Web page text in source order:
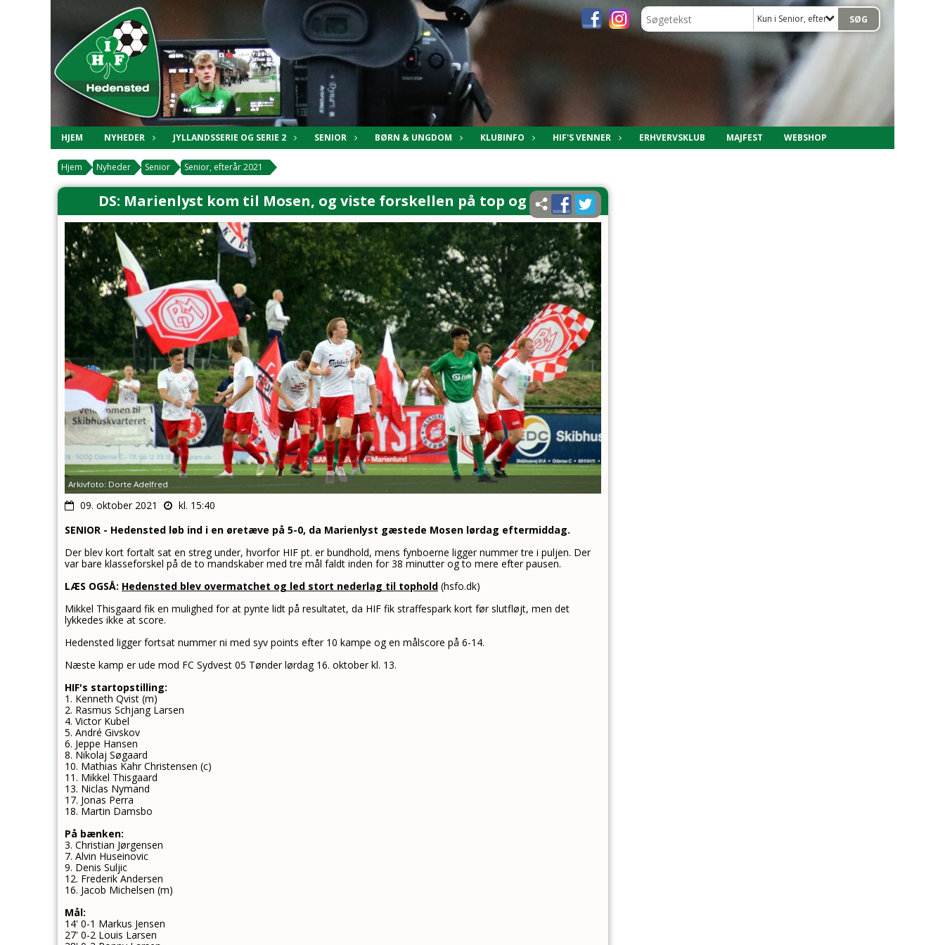
Kun i Senior, efterår 2021
HJEM NYHEDER JYLLANDSSERIE OG SERIE 2 SENIOR BØRN & UNGDOM KLUBINFO HIF'S VENNER ERHVERVSKLUB MAJFEST WEBSHOP
Hjem Nyheder Senior Senior, efterår 2021
DS: Marienlyst kom til Mosen, og viste forskellen på top og bund
Arkivfoto: Dorte Adelfred
09. oktober 2021
kl. 15:40
SENIOR - Hedensted løb ind i en øretæve på 5-0, da Marienlyst gæstede Mosen lørdag eftermiddag.
Der blev kort fortalt sat en streg under, hvorfor HIF pt. er bundhold, mens fynboerne ligger nummer tre i puljen. Der
var bare klasseforskel på de to mandskaber med tre mål faldt inden for 38 minutter og to mere efter pausen.
LÆS OGSÅ: Hedensted blev overmatchet og led stort nederlag til tophold (hsfo.dk)
Mikkel Thisgaard fik en mulighed for at pynte lidt på resultatet, da HIF fik straffespark kort før slutfløjt, men det
lykkedes ikke at score.
Hedensted ligger fortsat nummer ni med syv points efter 10 kampe og en målscore på 6-14.
Næste kamp er ude mod FC Sydvest 05 Tønder lørdag 16. oktober kl. 13.
HIF's startopstilling:
1. Kenneth Qvist (m)
2. Rasmus Schjang Larsen
4. Victor Kubel
5. André Givskov
6. Jeppe Hansen
8. Nikolaj Søgaard
10. Mathias Kahr Christensen (c)
11. Mikkel Thisgaard
13. Niclas Nymand
17. Jonas Perra
18. Martin Damsbo
På bænken:
3. Christian Jørgensen
7. Alvin Huseinovic
9. Denis Suljic
12. Frederik Andersen
16. Jacob Michelsen (m)
Mål:
14' 0-1 Markus Jensen
27' 0-2 Louis Larsen